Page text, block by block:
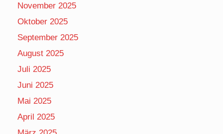
November 2025
Oktober 2025
September 2025
August 2025
Juli 2025
Juni 2025
Mai 2025
April 2025